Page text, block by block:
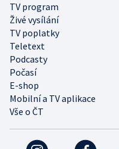
TV program
Živé vysílání
TV poplatky
Teletext
Podcasty
Počasí
E-shop
Mobilní a TV aplikace
Vše o ČT